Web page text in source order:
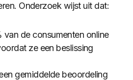
Onderzoek wijst uit dat:
van de consumenten online
ze een beslissing
gemiddelde beoordeling